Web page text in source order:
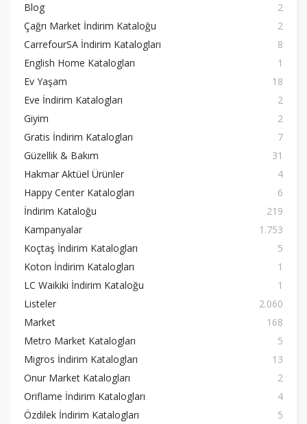
Blog
2
Çağrı Market İndirim Kataloğu
2
CarrefourSA İndirim Katalogları
8
English Home Katalogları
1
Ev Yaşam
18
Eve İndirim Katalogları
2
Giyim
2
Gratis İndirim Katalogları
7
Güzellik & Bakım
31
Hakmar Aktüel Ürünler
4
Happy Center Katalogları
6
İndirim Kataloğu
219
Kampanyalar
1.753
Koçtaş İndirim Katalogları
5
Koton İndirim Katalogları
1
LC Waikiki İndirim Kataloğu
1
Listeler
2.060
Market
168
Metro Market Katalogları
5
Migros İndirim Katalogları
13
Onur Market Katalogları
2
Oriflame İndirim Katalogları
4
Özdilek İndirim Katalogları
5